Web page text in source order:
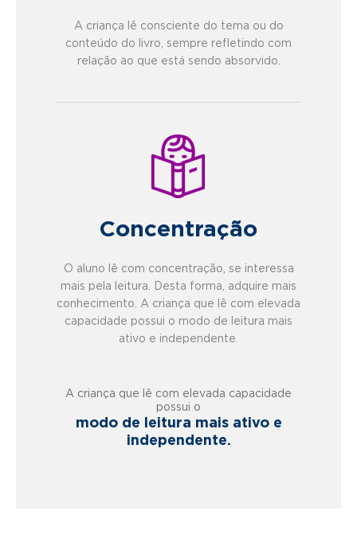
A criança lê consciente do tema ou do
conteúdo do livro, sempre refletindo com
relação ao que está sendo absorvido.
Concentração
O aluno lê com concentração, se interessa
mais pela leitura. Desta forma, adquire mais
conhecimento. A criança que lê com elevada
capacidade possui o modo de leitura mais
ativo e independente.
A criança que lê com elevada capacidade
possui o
modo de leitura mais ativo e
independente.